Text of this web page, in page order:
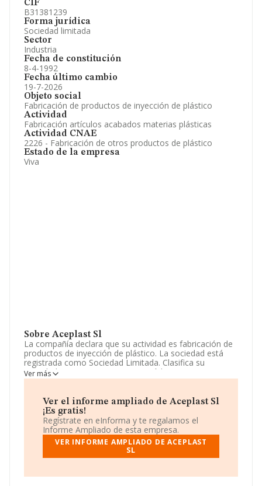
CIF
B31381239
Forma jurídica
Sociedad limitada
Sector
Industria
Fecha de constitución
8-4-1992
Fecha último cambio
19-7-2026
Objeto social
Fabricación de productos de inyección de plástico
Actividad
Fabricación artículos acabados materias plásticas
Actividad CNAE
2226 - Fabricación de otros productos de plástico
Estado de la empresa
Viva
Sobre Aceplast Sl
La compañía declara que su actividad es fabricación de
productos de inyección de plástico. La sociedad está
registrada como Sociedad Limitada. Clasifica su
actividad CNAE como '%cnae%', código 2226. La
sociedad no tiene actividad en mercados exteriores.
Respecto a la posición de la empresa según los niveles
de facturación, en los distintos rankings, INFORMA
facilita la siguiente información: ha subido de hasta 59
puestos en 2025 a nivel sectorial, pasando del 712 al
653 puesto. En el ranking del sector, delante de la
empresa están compañías como, por ejemplo:Plastics
Eumar S.LyInmaplas S.L; por debajo se encuentran
Benicarlo S.L. Ha subido de posición en el ranking
Ver más
Ver el informe ampliado de Aceplast Sl
¡Es gratis!
Regístrate en eInforma y te regalamos el
Informe Ampliado de esta empresa.
VER INFORME AMPLIADO DE ACEPLAST
SL